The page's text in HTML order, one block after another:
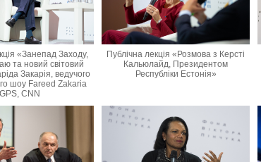
«Занепад Заходу,
та новий світовий
Закарія, ведучого
шоу Fareed Zakaria
GPS, CNN
Публічна лекція «Розмова з Керсті
Кальюлайд, Президентом
Республіки Естонія»